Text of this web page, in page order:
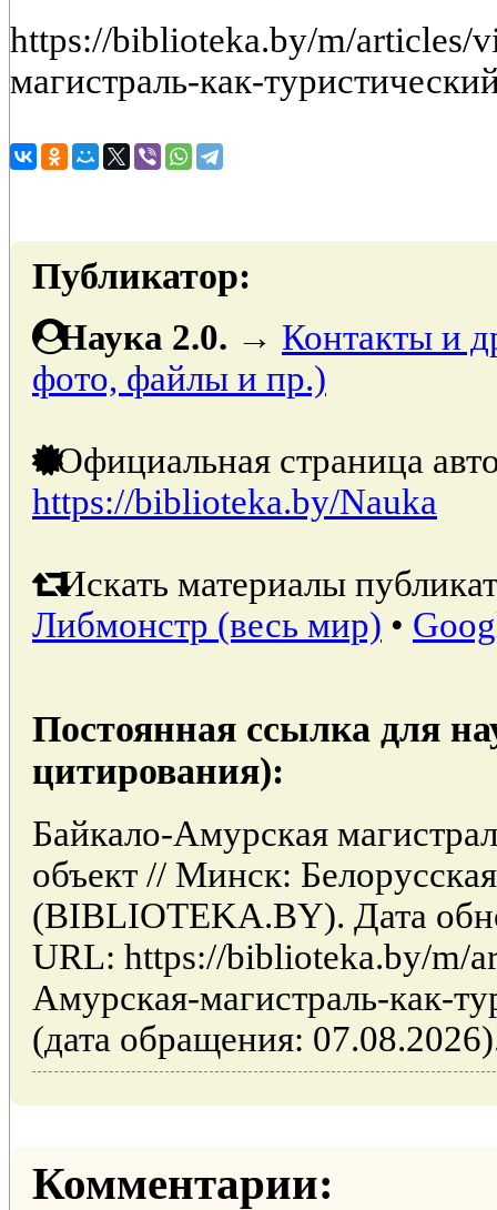
https://biblioteka.by/m/articles/
магистраль-как-
Публикатор:
Наука 2.0. → Контакты и
фото, файлы и пр.)
Официальная страница
https://biblioteka.by/Nauka
Искать материалы
Либмонстр (весь мир) •
Постоянная ссылка для
цитирования):
Байкало-Амурская
объект // Минск:
(BIBLIOTEKA.BY). Дата
URL: https://biblioteka.by/m/
Амурская-магистраль-как-
(дата обращения:
Комментарии: